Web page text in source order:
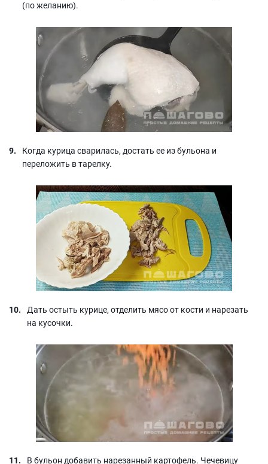
(по желанию).
Когда курица сварилась, достать ее из бульона и
переложить в тарелку.
Дать остыть курице, отделить мясо от кости и нарезать
на кусочки.
В бульон добавить нарезанный картофель. Чечевицу